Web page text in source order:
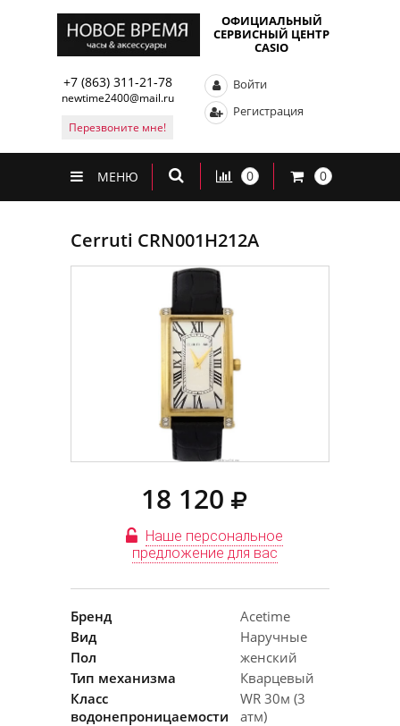
ОФИЦИАЛЬНЫЙ
СЕРВИСНЫЙ ЦЕНТР
CASIO
+7 (863) 311-21-78
newtime2400@mail.ru
Перезвоните мне!
Войти
Регистрация
МЕНЮ 0 0
Cerruti CRN001H212A
18 120
Наше персональное
предложение для вас
Бренд
Acetime
Вид
Наручные
Пол
женский
Тип механизма
Кварцевый
Класс
водонепроницаемости
WR 30м (3
атм)